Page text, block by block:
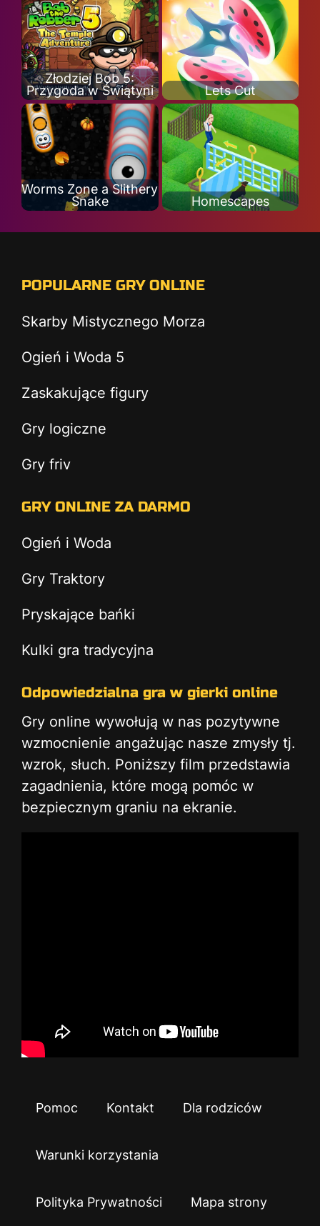
Złodziej Bob 5:
Przygoda w Świątyni
Lets Cut
Worms Zone a Slithery
Snake
Homescapes
POPULARNE GRY ONLINE
Skarby Mistycznego Morza
Ogień i Woda 5
Zaskakujące figury
Gry logiczne
Gry friv
GRY ONLINE ZA DARMO
Ogień i Woda
Gry Traktory
Pryskające bańki
Kulki gra tradycyjna
Odpowiedzialna gra w gierki online
Gry online wywołują w nas pozytywne
wzmocnienie angażując nasze zmysły tj.
wzrok, słuch. Poniższy film przedstawia
zagadnienia, które mogą pomóc w
bezpiecznym graniu na ekranie.
Pomoc Kontakt Dla rodziców
Warunki korzystania
Polityka Prywatności Mapa strony